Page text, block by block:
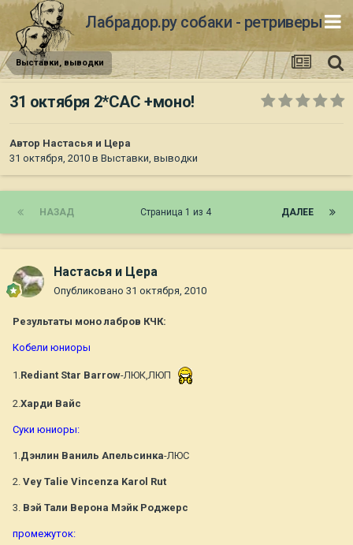
Лабрадор.ру собаки - ретриверы
Выставки, выводки
31 октября 2*САС +моно!
Автор Настасья и Цера
31 октября, 2010 в Выставки, выводки
НАЗАД ДАЛЕЕ
Страница 1 из 4
Настасья и Цера
Опубликовано 31 октября, 2010
Результаты моно лабров КЧК:
Кобели юниоры
1.Rediant Star Barrow-ЛЮК,ЛЮП
2.Харди Вайс
Суки юниоры:
1.Дэнлин Ваниль Апельсинка-ЛЮС
2. Vey Talie Vincenza Karol Rut
3. Вэй Тали Верона Мэйк Роджерс
промежуток: